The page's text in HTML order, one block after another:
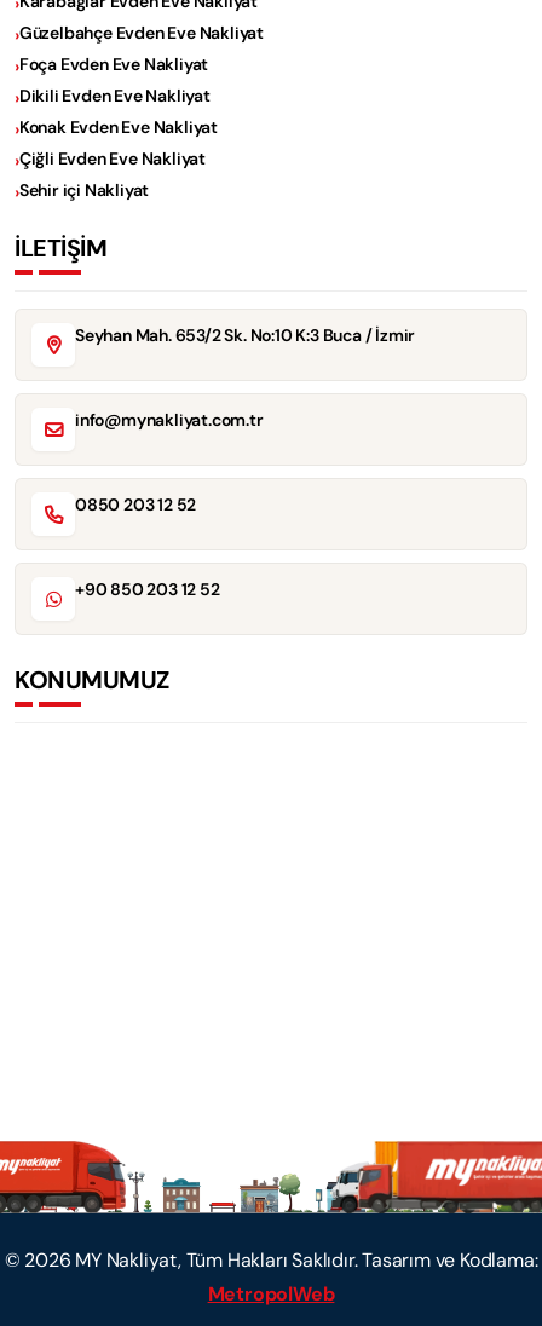
Güzelbahçe Evden Eve Nakliyat
Foça Evden Eve Nakliyat
Dikili Evden Eve Nakliyat
Konak Evden Eve Nakliyat
Çiğli Evden Eve Nakliyat
Sehir içi Nakliyat
İLETİŞİM
Seyhan Mah. 653/2 Sk. No:10 K:3 Buca / İzmir
info@mynakliyat.com.tr
0850 203 12 52
+90 850 203 12 52
KONUMUMUZ
© 2026 MY Nakliyat, Tüm Hakları Saklıdır. Tasarım ve Kodlama:
MetropolWeb